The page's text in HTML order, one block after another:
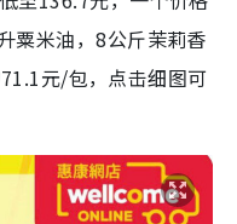
粟米油，8公斤茉莉香
元/包，点击细图可